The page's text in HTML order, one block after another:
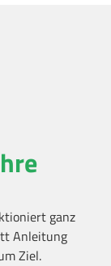
ganz
Anleitung
Ziel.